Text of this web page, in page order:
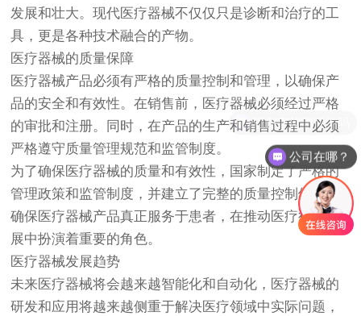
发展和壮大。现代医疗器械不仅仅只是诊断和治疗的工
具，更是各种技术融合的产物。
医疗器械的质量保障
医疗器械产品必须有严格的质量控制和管理，以确保产
品的安全和有效性。在销售前，医疗器械必须经过严格
的审批和注册。同时，在产品的生产和销售过程中必须
严格遵守质量管理规范和监管制度。
为了确保医疗器械的质量和有效性，国家制定了严格的
管理政策和监管制度，并建立了完整的质量控制体系，
确保医疗器械产品真正服务于患者，在推动医疗行业发
展中扮演着重要的角色。
医疗器械发展趋势
未来医疗器械将会越来越智能化和自动化，医疗器械的
研发和应用将越来越侧重于解决医疗领域中实际问题，
公司在哪？
现在有优惠活动吗